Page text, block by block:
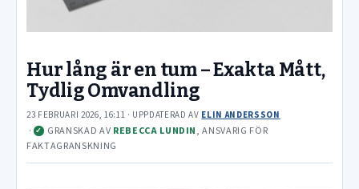
Hur lång är en tum – Exakta Mått,
Tydlig Omvandling
23 FEBRUARI 2026, 16:11 · UPPDATERADAV ELIN ANDERSSON
· ✓ GRANSKAD AV REBECCA LUNDIN, ANSVARIG FÖR
FAKTAGRANSKNING